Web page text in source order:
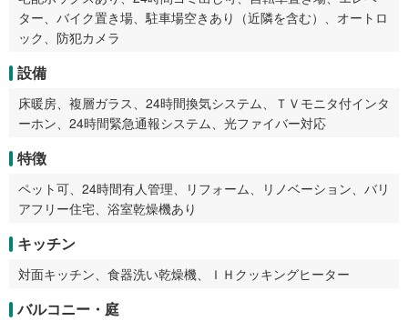
ター、バイク置き場、駐車場空きあり（近隣を含む）、オートロ
ック、防犯カメラ
設備
床暖房、複層ガラス、24時間換気システム、ＴＶモニタ付インタ
ーホン、24時間緊急通報システム、光ファイバー対応
特徴
ペット可、24時間有人管理、リフォーム、リノベーション、バリ
アフリー住宅、浴室乾燥機あり
キッチン
対面キッチン、食器洗い乾燥機、ＩＨクッキングヒーター
バルコニー・庭